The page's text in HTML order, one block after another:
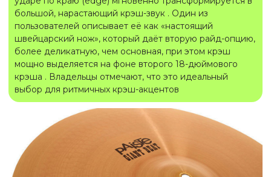
большой, нарастающий крэш-звук . Один из
пользователей описывает её как «настоящий
швейцарский нож», который даёт вторую райд-опцию,
более деликатную, чем основная, при этом крэш
мощно выделяется на фоне второго 18-дюймового
крэша . Владельцы отмечают, что это идеальный
выбор для ритмичных крэш-акцентов